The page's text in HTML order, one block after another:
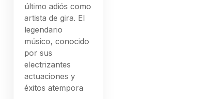
último adiós como
artista de gira. El
legendario
músico, conocido
por sus
electrizantes
actuaciones y
éxitos atempora